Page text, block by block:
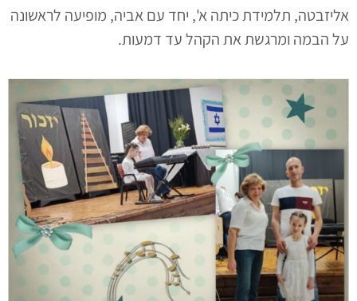
אליזבטה, תלמידת כיתה א', יחד עם אביה, מופיעה לראשונה
על הבמה ומרגשת את הקהל עד דמעות.